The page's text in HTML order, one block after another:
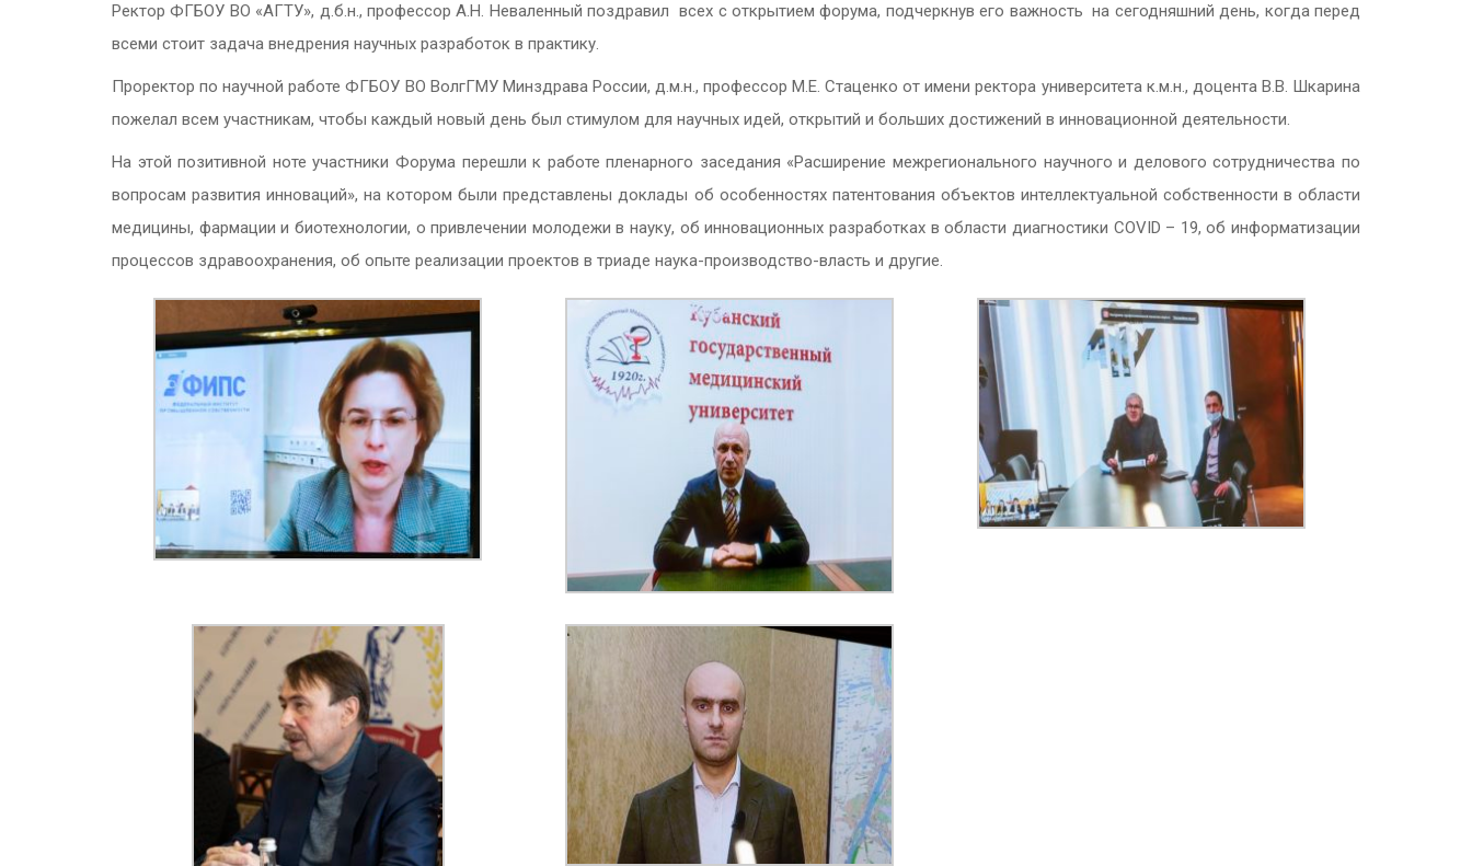
Ректор ФГБОУ ВО «АГТУ», д.б.н., профессор А.Н. Неваленный поздравил всех с открытием форума, подчеркнув его важность на сегодняшний день, когда перед
всеми стоит задача внедрения научных разработок в практику.
Проректор по научной работе ФГБОУ ВО ВолгГМУ Минздрава России, д.м.н., профессор М.Е. Стаценко от имени ректора университета к.м.н., доцента В.В. Шкарина
пожелал всем участникам, чтобы каждый новый день был стимулом для научных идей, открытий и больших достижений в инновационной деятельности.
На этой позитивной ноте участники Форума перешли к работе пленарного заседания «Расширение межрегионального научного и делового сотрудничества по
вопросам развития инноваций», на котором были представлены доклады об особенностях патентования объектов интеллектуальной собственности в области
медицины, фармации и биотехнологии, о привлечении молодежи в науку, об инновационных разработках в области диагностики COVID – 19, обинформатизации
процессов здравоохранения, об опыте реализации проектов в триаде наука-производство-власть и другие.